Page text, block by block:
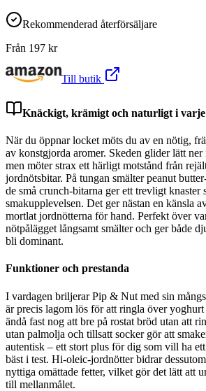
Rekommenderad återförsäljare
Från 197 kr
Till butik
Knäckigt, krämigt och naturligt i varje
När du öppnar locket möts du av en nötig,
av konstgjorda aromer. Skeden glider lätt ner
men möter strax ett härligt motstånd från
jordnötsbitar. På tungan smälter peanut
de små crunch-bitarna ger ett trevligt knaster
smakupplevelsen. Det ger nästan en känsla
mortlat jordnötterna för hand. Perfekt över
nötpålägget långsamt smälter och ger både
bli dominant.
Funktioner och prestanda
I vardagen briljerar Pip & Nut med sin
är precis lagom lös för att ringla över yoghurt
ändå fast nog att bre på rostat bröd utan att
utan palmolja och tillsatt socker gör att
autentisk – ett stort plus för dig som vill ha
bäst i test. Hi-oleic-jordnötter bidrar
nyttiga omättade fetter, vilket gör det lätt att
till mellanmålet.